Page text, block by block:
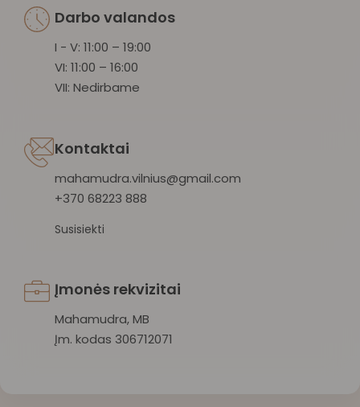
Darbo valandos
I - V: 11:00 – 19:00
VI: 11:00 – 16:00
VII: Nedirbame
Kontaktai
mahamudra.vilnius@gmail.com
+370 68223 888
Susisiekti
Įmonės rekvizitai
Mahamudra, MB
Įm. kodas 306712071